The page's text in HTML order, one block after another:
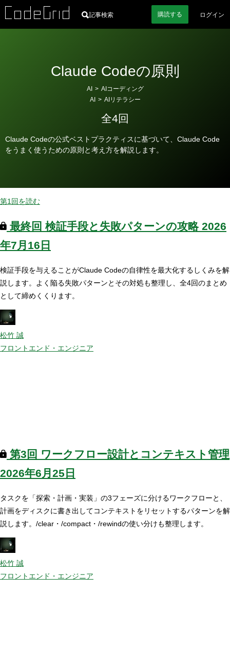
記事検索 購読する ログイン
Claude Codeの原則
AI > AIコーディング
AI > AIリテラシー
全4回
Claude Codeの公式ベストプラクティスに基づいて、Claude Code
をうまく使うための原則と考え方を解説します。
第1回を読む
最終回 検証手段と失敗パターンの攻略 2026
年7月16日
検証手段を与えることがClaude Codeの自律性を最大化するしくみを解
説します。よく陥る失敗パターンとその対処も整理し、全4回のまとめ
として締めくくります。
松竹 誠
フロントエンド・エンジニア
第3回 ワークフロー設計とコンテキスト管理
2026年6月25日
タスクを「探索・計画・実装」の3フェーズに分けるワークフローと、
計画をディスクに書き出してコンテキストをリセットするパターンを解
説します。/clear・/compact・/rewindの使い分けも整理します。
松竹 誠
フロントエンド・エンジニア